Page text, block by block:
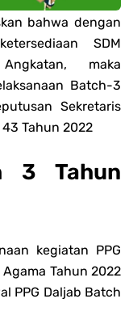
Pedagogik Fiqih
Pedagogik Akidah
Pedagogik Al-
MA
MA
bahwa dengan
SDM
maka
Batch-3
Sekretaris
Tahun 2022
3 Tahun
kegiatan PPG
Tahun 2022
PPG Daljab Batch